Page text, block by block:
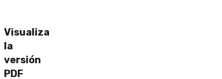
Visualiza
la
versión
PDF